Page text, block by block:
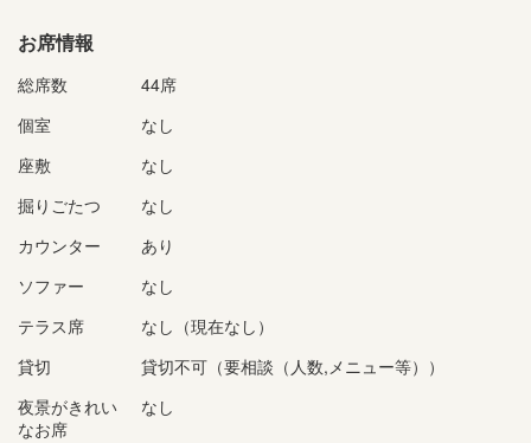
お席情報
総席数
44席
個室
なし
座敷
なし
掘りごたつ
なし
カウンター
あり
ソファー
なし
テラス席
なし（現在なし）
貸切
貸切不可（要相談（人数,メニュー等））
夜景がきれい
なお席
なし